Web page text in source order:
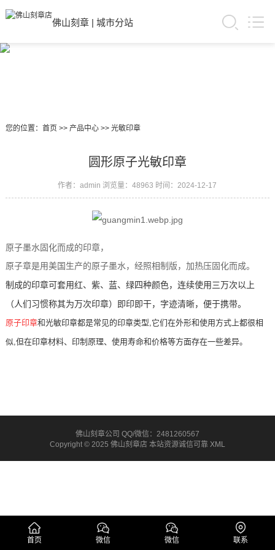
佛山刻章| 城市分站
您的位置： 首页 >> 产品中心>> 光敏印章
圆形原子光敏印章
作者：admin 浏览量：48963 时间：2024-12-17
原子墨水固化而成的印章，
原子章是用美国生产的原子墨水，经照相制版，加热压固化而成。
制成的印章可套用红、紫、蓝、绿四种颜色，连续使用三万次以上
（人们习惯称其为万次印章）即印即干，字迹清晰，便于携带。
原子印章和光敏印章都是常见的印章类型,它们在外形和使用方式上都很相
似,但在印章材料、印制原理、使用寿命和价格等方面存在一些差异。
佛山刻章公司 QQ/微信：2481260567
Copyright © 2025 佛山刻章店 本站资源诚信可靠 XML
首页 微信 微信 联系